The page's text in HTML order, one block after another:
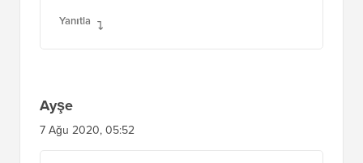
Yanıtla
Ayşe
7 Ağu 2020, 05:52